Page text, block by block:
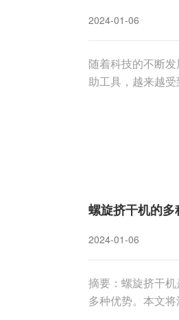
2024-01-06
随着科技的不断
助工具，越来越
螺旋挤干机的多
2024-01-06
摘要：螺旋挤干
多种优势。本文